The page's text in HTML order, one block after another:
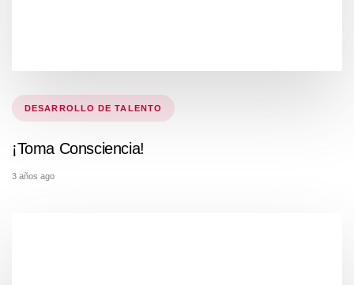
Tags
DESARROLLO DE TALENTO
¡Toma Consciencia!
3 años ago